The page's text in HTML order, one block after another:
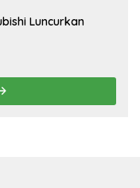
Luncurkan